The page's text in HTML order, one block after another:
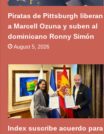
Piratas de Pittsburgh liberan
a Marcell Ozuna y suben al
dominicano Ronny Simón
August 5, 2026
Index suscribe acuerdo para